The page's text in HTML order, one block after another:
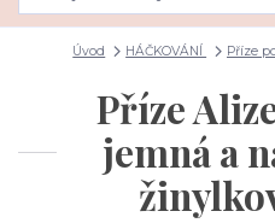
Úvod HÁČKOVÁNÍ Příze
Příze
jemná a